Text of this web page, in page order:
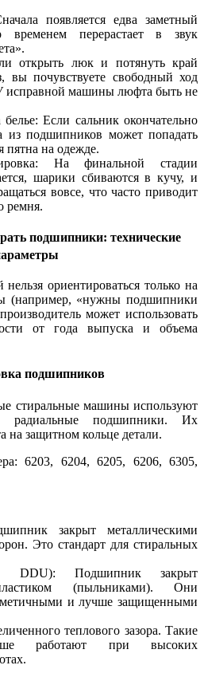
появляется едва заметный
временем перерастает в звук
открыть люк и потянуть край
вы почувствуете свободный ход
исправной машины люфта быть не
Если сальник окончательно
из подшипников может попадать
пятна на одежде.
На финальной стадии
шарики сбиваются в кучу, и
вовсе, что часто приводит
ремня.
подшипники: технические
ориентироваться только на
(например, «нужны подшипники
может использовать
от года выпуска и объема
подшипников
стиральные машины используют
радиальные подшипники. Их
на защитном кольце детали.
6203, 6204, 6205, 6206, 6305,
закрыт металлическими
Это стандарт для стиральных
Подшипник закрыт
(пыльниками). Они
и лучше защищенными
теплового зазора. Такие
работают при высоких